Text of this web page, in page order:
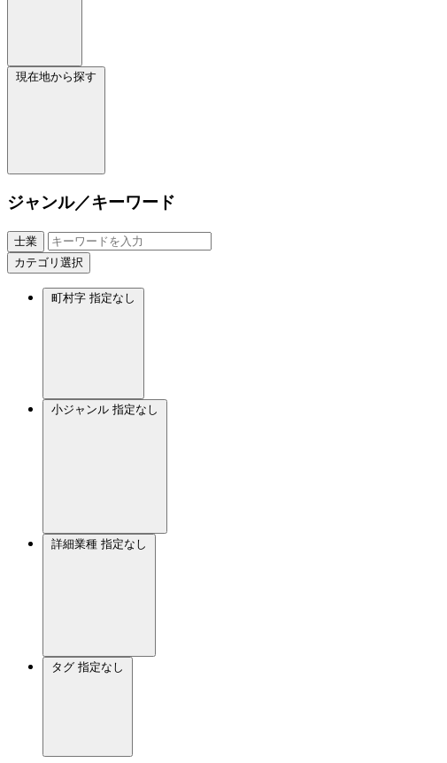
現在地から探す
ジャンル／キーワード
士業
カテゴリ選択
町村字 指定なし
小ジャンル 指定なし
詳細業種 指定なし
タグ 指定なし